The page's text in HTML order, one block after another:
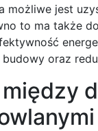
możliwe jest
to ma także
oraz